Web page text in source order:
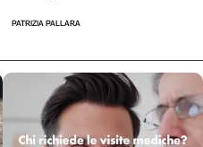
PATRIZIA PALLARA